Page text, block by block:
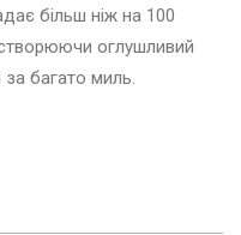
більш ніж на 100
оглушливий
багато миль.